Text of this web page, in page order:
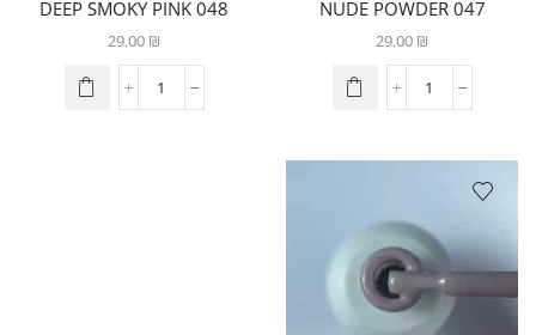
047 NUDE POWDER
29.00 ₪
048 DEEP SMOKY PINK
29.00 ₪